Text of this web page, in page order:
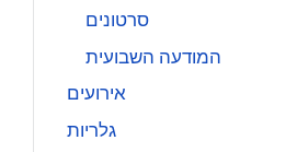
סרטונים
המודעה השבועית
אירועים
גלריות